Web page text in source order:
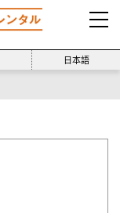
日本語